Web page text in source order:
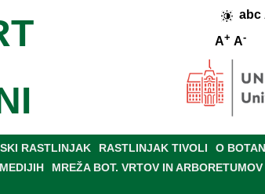
abc
A+ A-
RASTLINJAK RASTLINJAK TIVOLI O
MREŽA BOT. VRTOV IN ARBORETUMOV